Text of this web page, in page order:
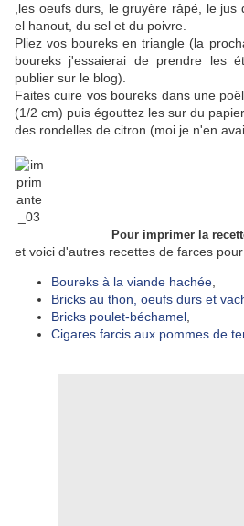
,les oeufs durs, le gruyère râpé, le
el hanout, du sel et du poivre.
Pliez vos boureks en triangle (la
boureks j'essaierai de prendre les
publier sur le blog).
Faites cuire vos boureks dans une
(1/2 cm) puis égouttez les sur du
des rondelles de citron (moi je n'en
Pour imprimer la
et voici d'autres recettes de farces
Boureks à la viande hachée
Bricks au thon, oeufs durs et
Bricks poulet-béchamel
Cigares farcis aux pommes de